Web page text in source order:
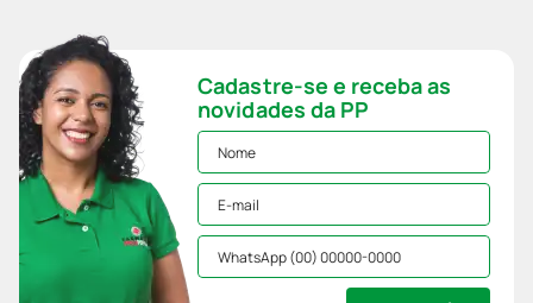
Cadastre-se e receba as
novidades da PP